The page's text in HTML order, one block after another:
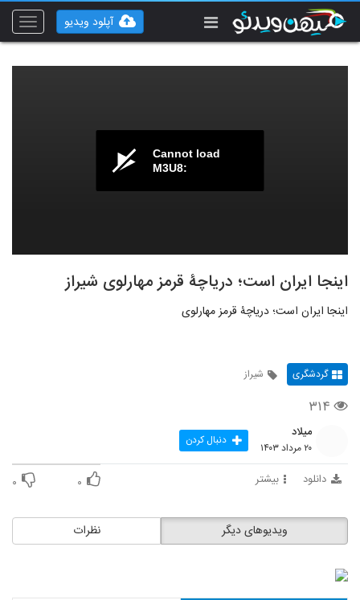
Toggle
آپلود ویدیو
Cannot load
M3U8:
اینجا ایران است؛ دریاچۀ قرمز مهارلوی شیراز
اینجا ایران است؛ دریاچۀ قرمز مهارلوی
گردشگری شیراز
۳۱۴
میلاد
۲۰ مرداد ۱۴۰۳ دنبال کردن
دانلود بیشتر ۰ ۰
نظرات ویدیوهای دیگر